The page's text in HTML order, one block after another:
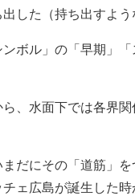
した（持ち出すよう
ボル」の「早期」
、水面下では各界
だにその「道筋」
ェ広島が誕生した